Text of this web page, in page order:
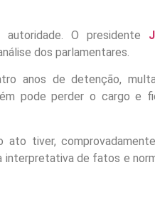
O presidente
dos parlamentares.
anos de detenção,
pode perder o cargo e
tiver,
interpretativa de fatos e